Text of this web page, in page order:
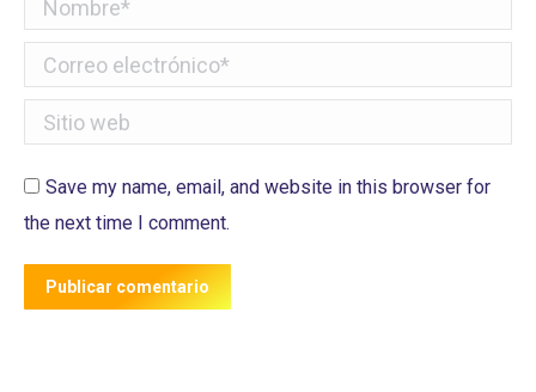
Correo electrónico *
Sitio web
Save my name, email, and website in this browser for
the next time I comment.
Publicar comentario